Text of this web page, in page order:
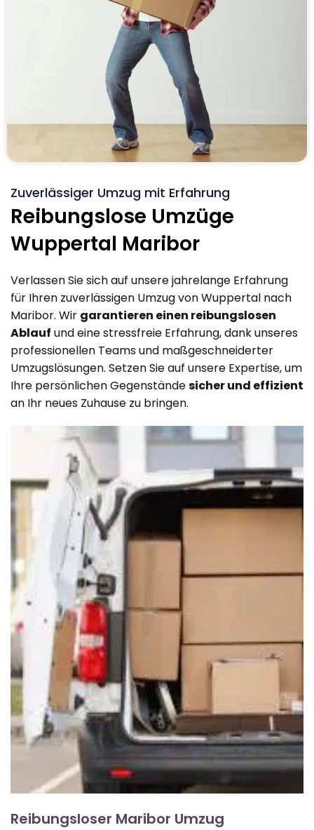
Zuverlässiger Umzug mit Erfahrung
Reibungslose Umzüge
Wuppertal Maribor
Verlassen Sie sich auf unsere jahrelange Erfahrung
für Ihren zuverlässigen Umzug von Wuppertal nach
Maribor. Wir garantieren einen reibungslosen
Ablauf und eine stressfreie Erfahrung, dank unseres
professionellen Teams und maßgeschneiderter
Umzugslösungen. Setzen Sie auf unsere Expertise, um
Ihre persönlichen Gegenständesicher und effizient
an Ihr neues Zuhause zu bringen.
Reibungsloser Maribor Umzug